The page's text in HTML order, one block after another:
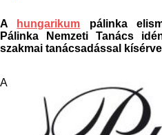
A hungarikum pálinka
Pálinka Nemzeti Tanács
szakmai tanácsadással
A